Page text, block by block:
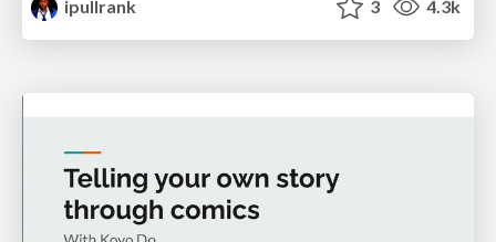
ipullrank
3 4.3k